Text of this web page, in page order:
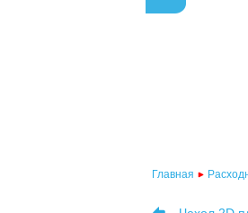
Главная